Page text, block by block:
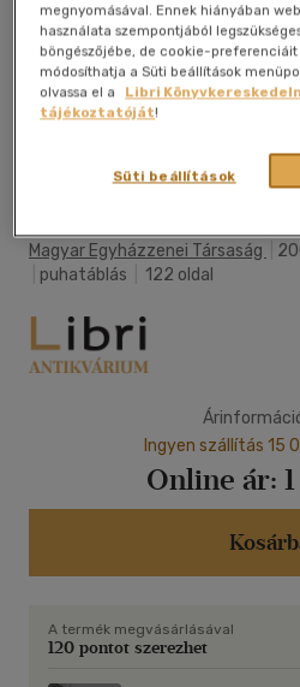
Magyar Egyházzenei Társaság
puhatáblás 122 oldal
Ingyen szállítás 15
Online ár:
A termék megvásárlásával
120 pontot szerezhet
megnyomásával. Ennek hiányában
használata szempontjából
böngészőjébe, de cookie-preferenciáit
módosíthatja a Süti beállítások
olvassa el a
Libri
tájékoztatóját!
Süti beállítások